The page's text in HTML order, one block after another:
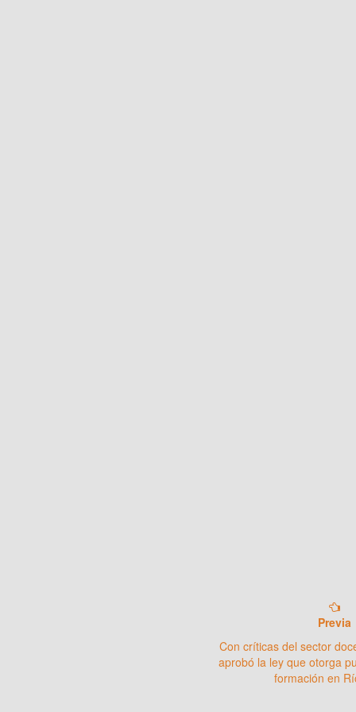
Previa
Con críticas del sector
aprobó la ley que otorga
formación en